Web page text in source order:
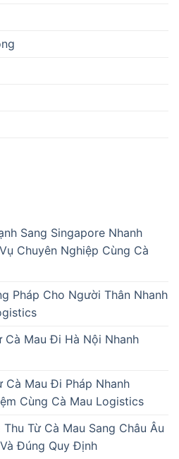
Sang Singapore Nhanh
Chuyên Nghiệp Cùng Cà
Pháp Cho Người Thân Nhanh
Cà Mau Đi Hà Nội Nhanh
Cà Mau Đi Pháp Nhanh
Cùng Cà Mau Logistics
Từ Cà Mau Sang Châu Âu
Đúng Quy Định